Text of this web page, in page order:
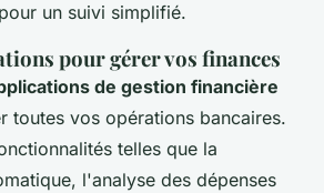
un suivi simplifié.
pour gérer vos finances
de gestion financière
toutes vos opérations bancaires.
telles que la
l'analyse des dépenses